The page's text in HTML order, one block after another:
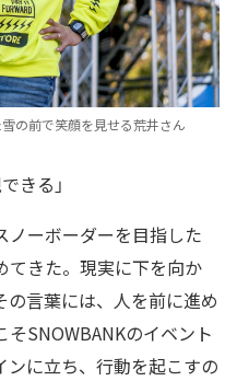
雪の前で笑顔を見せる荒井さん
きる」
ノーボーダーを目指した
てきた。現実に下を向か
言葉には、人を前に進め
SNOWBANKのイベント
ンに立ち、行動を起こすの